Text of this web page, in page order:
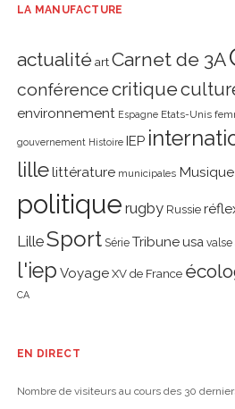
LA MANUFACTURE
actualité art Carnet de 3A
conférencecritique
environnement Espagne Etats-Unis
gouvernement Histoire IEP
lillelittérature municipales Musique
politique rugby Russie
LilleSport Série Tribune usa valse
l'iep Voyage XV de France
CA
EN DIRECT
Nombre de visiteurs au cours des 30